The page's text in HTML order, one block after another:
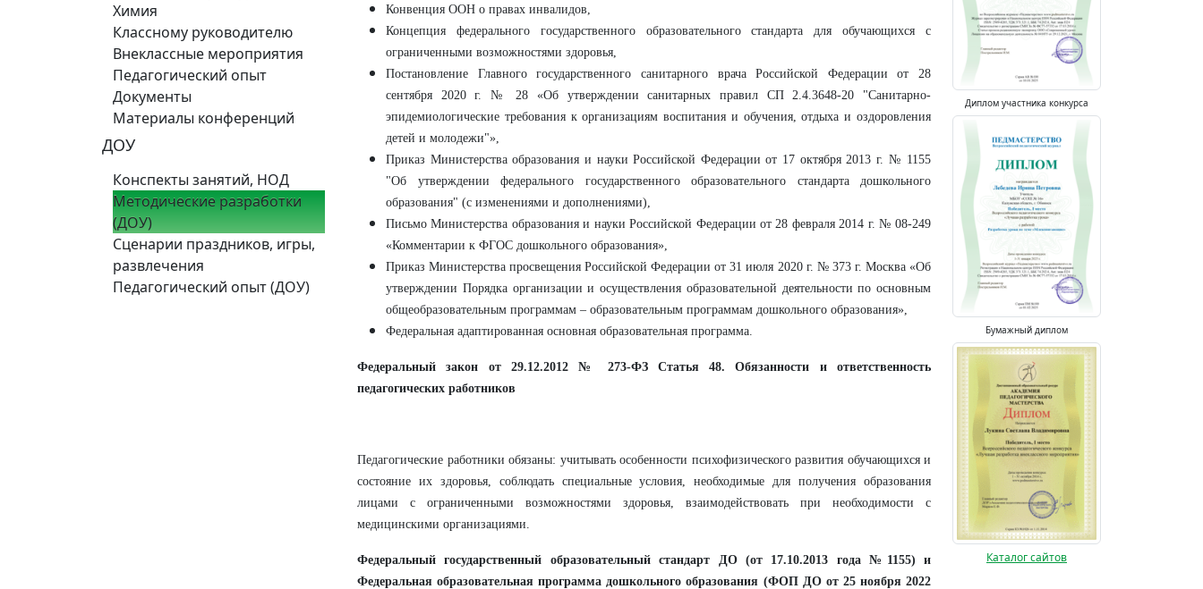
Химия
Классному руководителю
Внеклассные мероприятия
Педагогический опыт
Документы
Материалы конференций
ДОУ
Конспекты занятий, НОД
Методические разработки
(ДОУ)
Сценарии праздников, игры,
развлечения
Педагогический опыт (ДОУ)
Конвенция ООН о правах инвалидов,
Концепция федерального государственного образовательного стандарта для обучающихся с
ограниченными возможностями здоровья,
Постановление Главного государственного санитарного врача Российской Федерации от 28
сентября 2020 г. № 28 «Об утверждении санитарных правил СП 2.4.3648-20 "Санитарно-
эпидемиологические требования к организациям воспитания и обучения, отдыха и оздоровления
детей и молодежи"»,
Приказ Министерства образования и науки Российской Федерации от 17 октября 2013 г. № 1155
"Об утверждении федерального государственного образовательного стандарта дошкольного
образования" (с изменениями и дополнениями),
Письмо Министерства образования и науки Российской Федерации от 28 февраля 2014 г. № 08-249
«Комментарии к ФГОС дошкольного образования»,
Приказ Министерства просвещения Российской Федерации от 31 июля 2020 г. № 373 г. Москва «Об
утверждении Порядка организации и осуществления образовательной деятельности по основным
общеобразовательным программам – образовательным программам дошкольного образования»,
Федеральная адаптированная основная образовательная программа.
Федеральный закон от 29.12.2012 № 273-ФЗ Статья 48. Обязанности и ответственность
педагогических работников
Педагогические работники обязаны: учитывать особенности психофизического развития обучающихся и
состояние их здоровья, соблюдать специальные условия, необходимые для получения образования
лицами с ограниченными возможностями здоровья, взаимодействовать при необходимости с
медицинскими организациями.
Федеральный государственный образовательный стандарт ДО (от 17.10.2013 года №1155) и
Федеральная образовательная программа дошкольного образования (ФОП ДО от 25 ноября 2022
Диплом участника конкурса
Бумажный диплом
Каталог сайтов